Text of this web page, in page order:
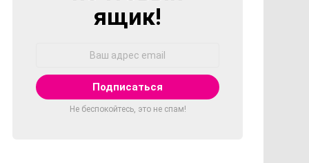
ящик!
Не беспокойтесь, это не спам!